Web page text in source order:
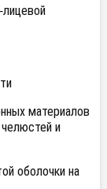
материалов
и
оболочки на